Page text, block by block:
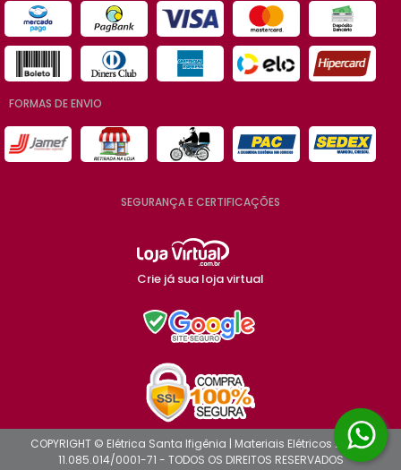
FORMAS DE ENVIO
SEGURANÇA E CERTIFICAÇÕES
Crie já sua loja virtual
COPYRIGHT © Elétrica Santa Ifigênia | Materiais Elétricos 2026 -
11.085.014/0001-71 - TODOS OS DIREITOS RESERVADOS